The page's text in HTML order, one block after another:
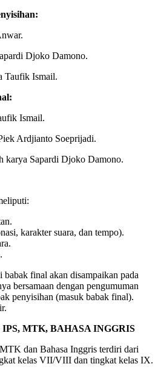
Djoko Damono.
Taufik Ismail.
Ismail.
Ardjianto Soeprijadi.
karya Sapardi Djoko Damono.
karakter suara, dan tempo).
babak final akan disampaikan pada
bersamaan dengan pengumuman
penyisihan (masuk babak final).
MTK, BAHASA INGGRIS
dan Bahasa Inggris terdiri dari
kelas VII/VIII dan tingkat kelas IX.